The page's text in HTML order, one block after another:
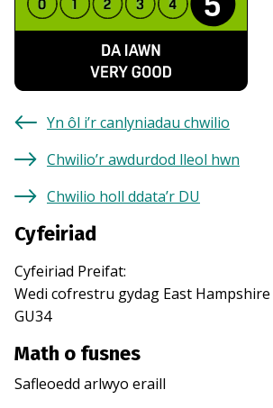
Yn ôl i’r canlyniadau chwilio
Chwilio’r awdurdod lleol hwn
Chwilio holl ddata’r DU
Cyfeiriad
Cyfeiriad Preifat:
Wedi cofrestru gydag East Hampshire
GU34
Math o fusnes
Safleoedd arlwyo eraill